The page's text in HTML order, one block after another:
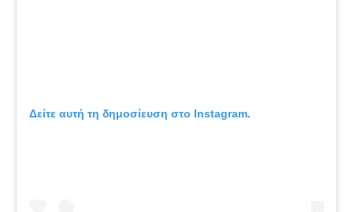
Δείτε αυτή τη δημοσίευση στο Instagram.